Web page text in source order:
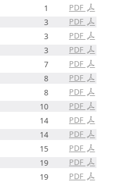
PDF
1
PDF
3
PDF
3
PDF
3
PDF
7
PDF
8
PDF
8
PDF
10
PDF
14
PDF
14
PDF
15
PDF
19
PDF
19